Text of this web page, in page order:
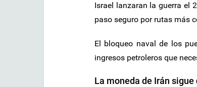
Israel lanzaran la guerra el
paso seguro por rutas más
El bloqueo naval de los
ingresos petroleros que
La moneda de Irán